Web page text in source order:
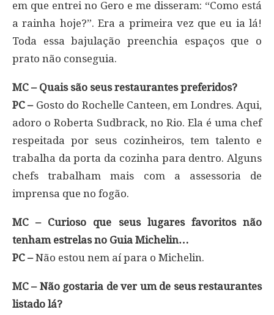
em que entrei no Gero e me disseram: “Como está
a rainha hoje?”. Era a primeira vez que eu ia lá!
Toda essa bajulação preenchia espaços que o
prato não conseguia.
MC – Quais são seus restaurantes preferidos?
PC –Gosto do Rochelle Canteen, em Londres. Aqui,
adoro o Roberta Sudbrack, no Rio. Ela é uma chef
respeitada por seus cozinheiros, tem talento e
trabalha da porta da cozinha para dentro. Alguns
chefs trabalham mais com a assessoria de
imprensa que no fogão.
MC – Curioso que seus lugares favoritos não
tenham estrelas no Guia Michelin…
PC –Não estou nem aí para o Michelin.
MC – Não gostaria de ver um de seus restaurantes
listado lá?